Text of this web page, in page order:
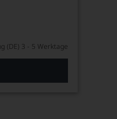
(DE) 3 - 5 Werktage